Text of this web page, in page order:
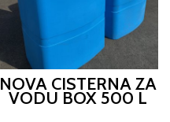
NOVA CISTERNA ZA
VODU BOX 500 L